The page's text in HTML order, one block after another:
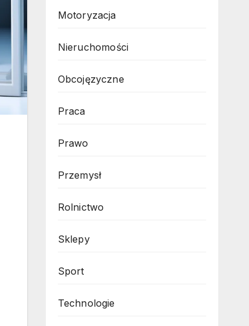
Motoryzacja
Nieruchomości
Obcojęzyczne
Praca
Prawo
Przemysł
Rolnictwo
Sklepy
Sport
Technologie